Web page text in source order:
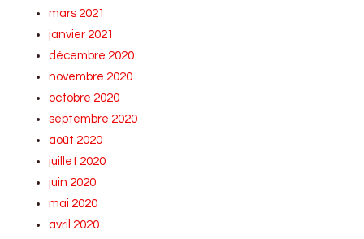
mars 2021
janvier 2021
décembre 2020
novembre 2020
octobre 2020
septembre 2020
août 2020
juillet 2020
juin 2020
mai 2020
avril 2020